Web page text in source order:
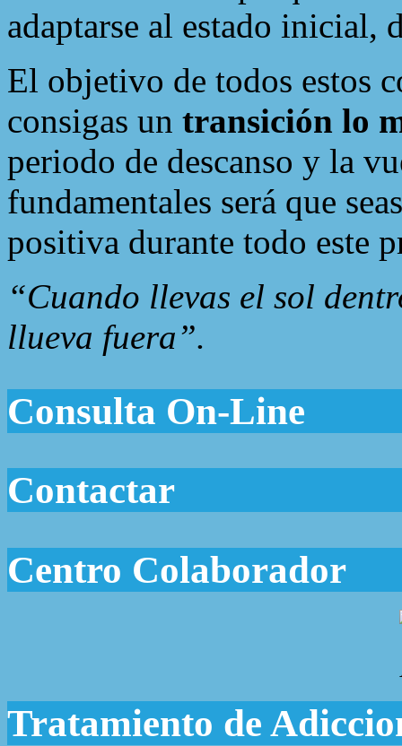
adaptarse al estado inicial,
El objetivo de todos estos
consigas un transición lo
periodo de descanso y la
fundamentales será que
positiva durante todo este
“Cuando llevas el sol
llueva fuera”.
Consulta On-Line
Contactar
Centro Colaborador
Tratamiento de